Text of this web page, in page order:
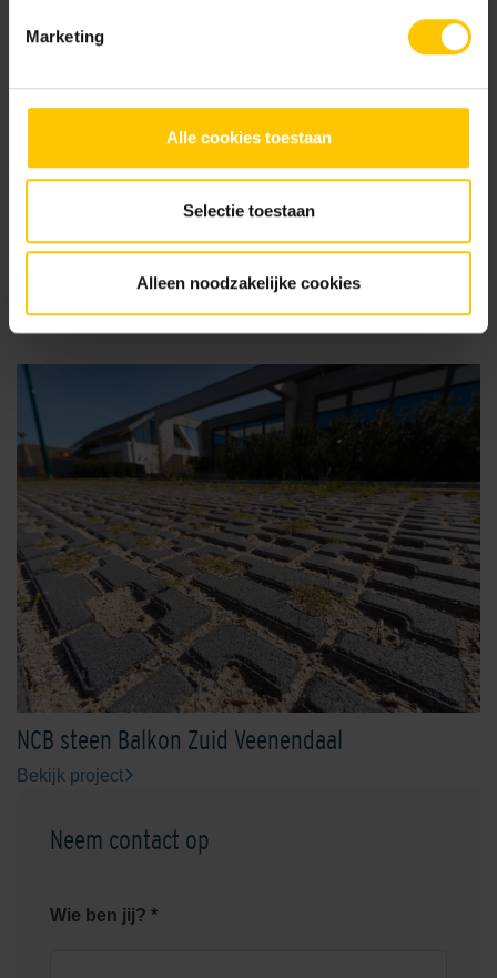
Marketing
Alle cookies toestaan
Selectie toestaan
Alleen noodzakelijke cookies
Certificaten Kwaliteit & Milieu
Projecten slider
Samen creëren wij een mooie, comfortabele en duurzame
leefomgeving.
Alle projecten
NCB steen Balkon Zuid Veenendaal
Bekijk project
Neem contact op
Wie ben jij? *